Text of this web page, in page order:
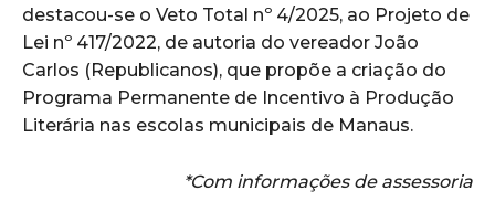
destacou-se o Veto Total nº 4/2025, ao Projeto de
Lei nº 417/2022, de autoria do vereador João
Carlos (Republicanos), que propõe a criação do
Programa Permanente de Incentivo à Produção
Literária nas escolas municipais de Manaus.
*Com informações de assessoria